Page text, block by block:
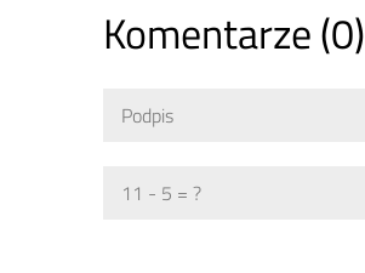
Komentarze (0)